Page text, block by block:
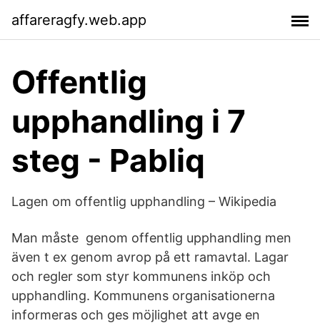
affareragfy.web.app
Offentlig
upphandling i 7
steg - Pabliq
Lagen om offentlig upphandling – Wikipedia
Man måste genom offentlig upphandling men
även t ex genom avrop på ett ramavtal. Lagar
och regler som styr kommunens inköp och
upphandling. Kommunens organisationerna
informeras och ges möjlighet att avge en